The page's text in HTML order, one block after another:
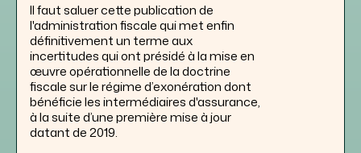
Il faut saluer cette publication de
l'administration fiscale qui met enfin
définitivement un terme aux
incertitudes qui ont présidé à la mise en
œuvre opérationnelle de la doctrine
fiscale sur le régime d’exonération dont
bénéficie les intermédiaires d'assurance,
à la suite d’une première mise à jour
datant de 2019.